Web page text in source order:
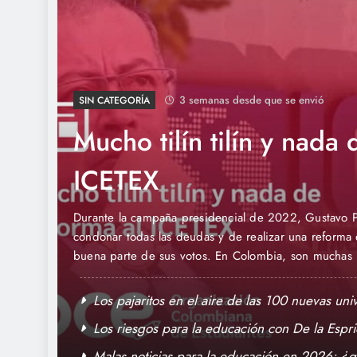
SIN CATEGORÍA 3 semanas desde que se envió
Mucho tilín tilín y nada
ICETEX
Durante la campaña presidencial de 2022, Gustavo
condonar todas las deudas y de realizar una reforma
buena parte de sus votos. En Colombia, son
las dificultades para acceder a una educación
Los pajaritos en el aire de las 100 nuevas
Los riesgos para la educación con De la